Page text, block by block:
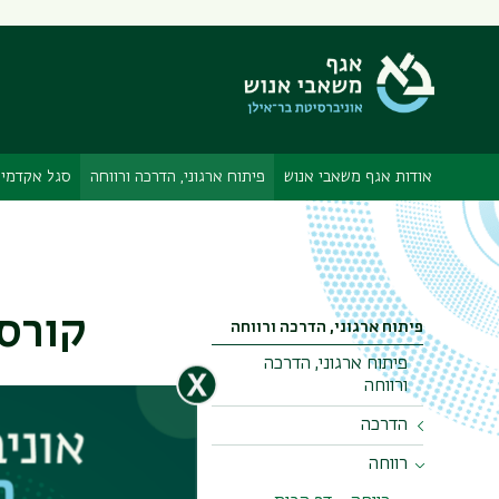
אודות אגף משאבי אנוש פיתוח ארגוני, הדרכה ורווחה סגל אקדמי
פיתוח ארגוני, הדרכה ורווחה
פיתוח ארגוני, הדרכה
ורווחה
הדרכה
הדרכה - דף הביתרווחה
הפרישה
פרישתו